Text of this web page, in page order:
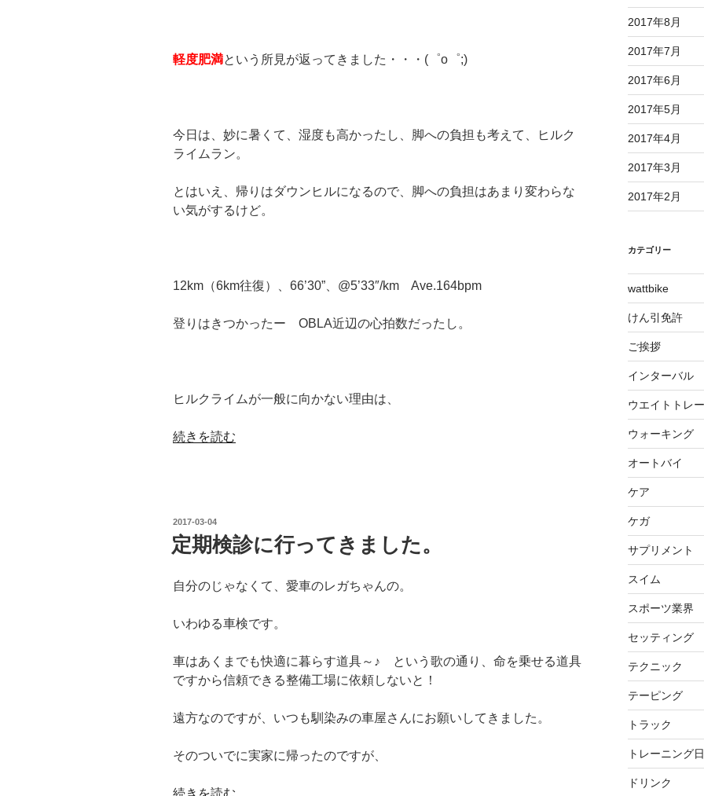
軽度肥満という所見が返ってきました・・・(゜o゜;)
今日は、妙に暑くて、湿度も高かったし、脚への負担も考えて、ヒルク
ライムラン。
とはいえ、帰りはダウンヒルになるので、脚への負担はあまり変わらな
い気がするけど。
12km（6km往復）、66’30”、@5’33″/km Ave.164bpm
登りはきつかったー OBLA近辺の心拍数だったし。
ヒルクライムが一般に向かない理由は、
“5
ま
あ
た
だ・・・”
の
続きを読む
投
稿
日:
2017-03-04
定期検診に行ってきました。
自分のじゃなくて、愛車のレガちゃんの。
いわゆる車検です。
車はあくまでも快適に暮らす道具～♪ という歌の通り、命を乗せる道具
ですから信頼できる整備工場に依頼しないと！
遠方なのですが、いつも馴染みの車屋さんにお願いしてきました。
そのついでに実家に帰ったのですが、
“定
続きを読む
2017年8月
2017年7月
2017年6月
2017年5月
2017年4月
2017年3月
2017年2月
カテゴリー
wattbike
けん引免許
ご挨拶
インターバル
ウエイトトレ
ウォーキング
オートバイ
ケア
ケガ
サプリメント
スイム
スポーツ業界
セッティング
テクニック
テーピング
トラック
トレーニング
ドリンク